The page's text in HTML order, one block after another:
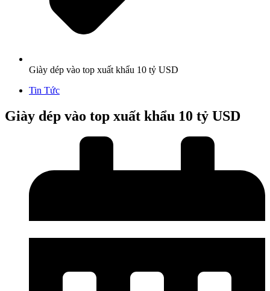
Giày dép vào top xuất khẩu 10 tỷ USD
Tin Tức
Giày dép vào top xuất khẩu 10 tỷ USD